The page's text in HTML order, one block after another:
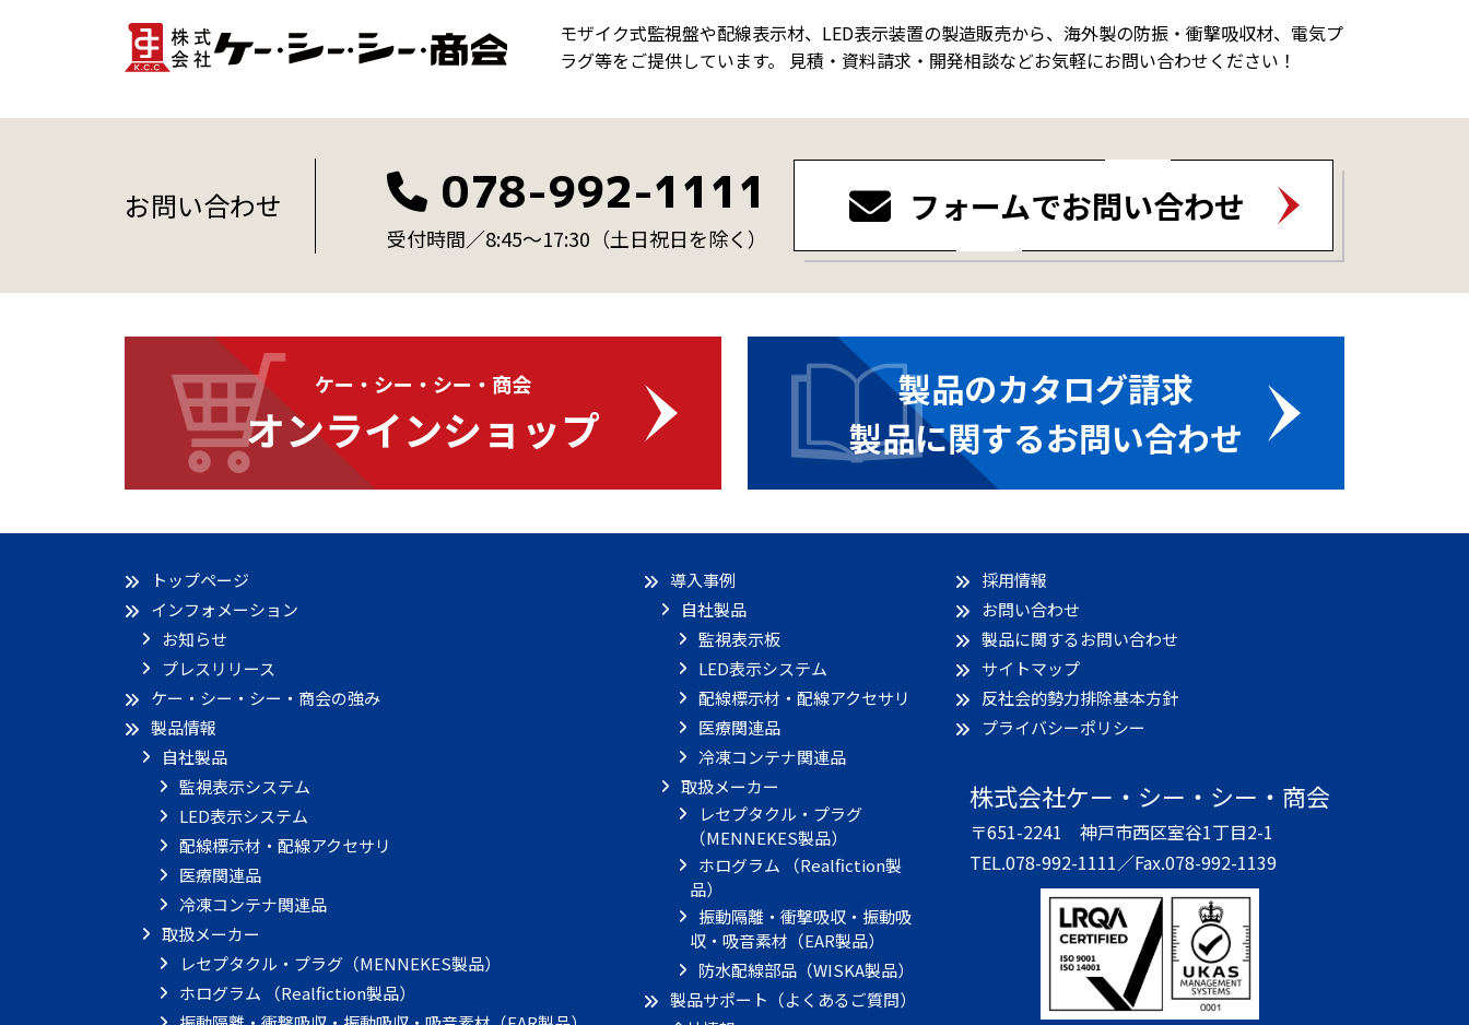
モザイク式監視盤や配線表示材、LED表示装置の製造販売から、海外製の防振・衝撃吸収材、電気プ
ラグ等をご提供しています。 見積・資料請求・開発相談などお気軽にお問い合わせください！
お問い合わせ 078-992-1111
受付時間／8:45～17:30 （土日祝日を除く）
フォームでお問い合わせ
ケー・シー・シー・商会
オンラインショップ
製品のカタログ請求
製品に関するお問い合わせ
トップページ
インフォメーション
お知らせ
プレスリリース
ケー・シー・シー・商会の強み
製品情報
自社製品
監視表示システム
LED表示システム
配線標示材・配線アクセサリ
医療関連品
冷凍コンテナ関連品
取扱メーカー
レセプタクル・プラグ（MENNEKES製品）
ホログラム （Realfiction製品）
導入事例
自社製品
監視表示板
LED表示システム
配線標示材・配線アクセサリ
医療関連品
冷凍コンテナ関連品
取扱メーカー
レセプタクル・プラグ
（MENNEKES製品）
ホログラム （Realfiction製
品）
振動隔離・衝撃吸収・振動吸
収・吸音素材（EAR製品）
防水配線部品（WISKA製品）
製品サポート（よくあるご質問）
採用情報
お問い合わせ
製品に関するお問い合わせ
サイトマップ
反社会的勢力排除基本方針
プライバシーポリシー
株式会社ケー・シー・シー・商会
〒651-2241 神戸市西区室谷1丁目2-1
TEL.078-992-1111／Fax.078-992-1139